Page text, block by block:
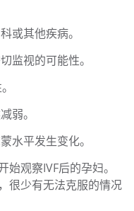
或其他疾病。
监视的可能性。
弱。
水平发生变化。
观察IVF后的孕妇。
很少有无法克服的情况